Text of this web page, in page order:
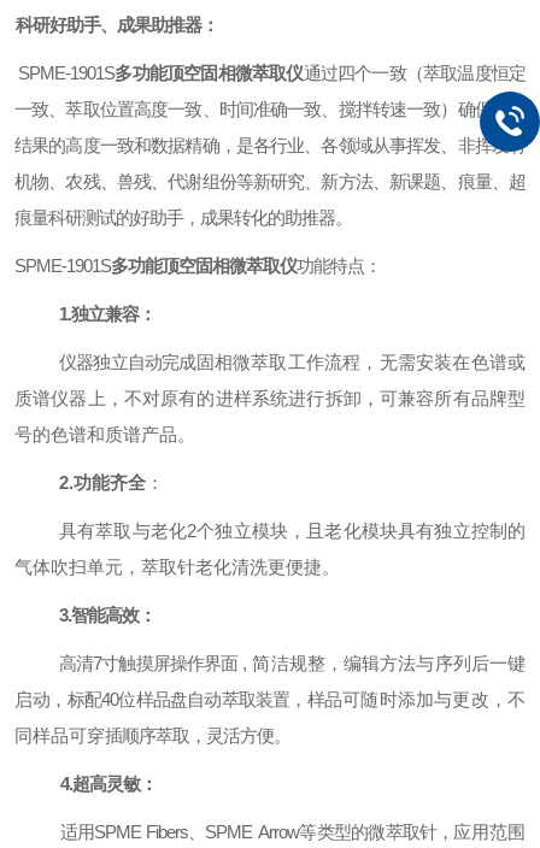
科研好助手、成果助推器：
SPME-1901S多功能顶空固相微萃取仪通过四个一致（萃取温度恒定
一致、萃取位置高度一致、时间准确一致、搅拌转速一致）确保萃取
结果的高度一致和数据精确，是各行业、各领域从事挥发、非挥发有
机物、农残、兽残、代谢组份等新研究、新方法、新课题、痕量、超
痕量科研测试的好助手，成果转化的助推器。
SPME-1901S多功能顶空固相微萃取仪功能特点 ：
1.独立兼容：
仪器独立自动完成固相微萃取工作流程，无需安装在色谱或
质谱仪器上，不对原有的进样系统进行拆卸，可兼容所有品牌型
号的色谱和质谱产品。
2.功能齐全 ：
具有萃取与老化2个独立模块，且老化模块具有独立控制的
气体吹扫单元，萃取针老化清洗更便捷。
3.智能高效：
高清7寸触摸屏操作界面 , 简洁规整，编辑方法与序列后一键
启动，标配40位样品盘自动萃取装置，样品可随时添加与更改，不
同样品可穿插顺序萃取，灵活方便。
4.超高灵敏：
适用SPME Fibers、 SPME Arrow等类型的微萃取针，应用范围